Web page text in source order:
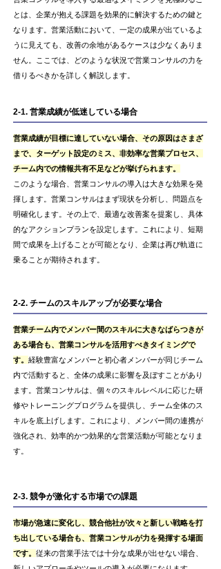
とは、企業が抱える課題を効果的に解決するための鍵と
なります。営業活動において、一定の成果が出ているよ
うに見えても、改善の余地があるケースは少なくありま
せん。ここでは、どのような状況で営業コンサルの力を
借りるべきかを詳しく解説します。
2-1. 営業成績が低迷している場合
営業成績が目標に達していない場合、その原因はさまざ
まで、ターゲット設定のミス、非効率な営業プロセス、
チーム内での情報共有不足などが挙げられます。
このような場合、営業コンサルの導入は大きな効果を発
揮します。営業コンサルはまず現状を分析し、問題点を
明確化します。その上で、最適な改善案を提案し、具体
的なアクションプランを設定します。これにより、短期
間で成果を上げることが可能となり、企業は再び軌道に
乗ることが期待されます。
2-2. チームのスキルアップが必要な場合
営業チーム内でメンバー間のスキルに大きなばらつきが
ある場合も、営業コンサルを活用すべきタイミングで
す。 経験豊富なメンバーと初心者メンバーが同じチーム
内で活動すると、全体の成果に影響を及ぼすことがあり
ます。営業コンサルは、個々のスキルレベルに応じた研
修やトレーニングプログラムを提供し、チーム全体のス
キルを底上げします。これにより、メンバー間の連携が
強化され、効率的かつ効果的な営業活動が可能となりま
す。
2-3. 競争が激化する市場での課題
市場が急速に変化し、競合他社が次々と新しい戦略を打
ち出している場合も、営業コンサルが力を発揮する場面
です。 従来の営業手法では十分な成果が出せない場合、